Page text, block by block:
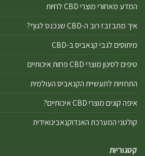
המדע מאחורי מוצרי CBD לחיות
איך מתבזבז רוב ה-CBD שנכנס לגוף?
מיתוסים לגבי קנאביס ב-CBD
טיפים לסינון מוצרי CBD פחות איכותיים
התחזיות לתעשיית הקנאביס העולמית
איפה קונים מוצרי CBD איכותיים?
קולטני המערכת האנדוקנאבינואידית
קטגוריות